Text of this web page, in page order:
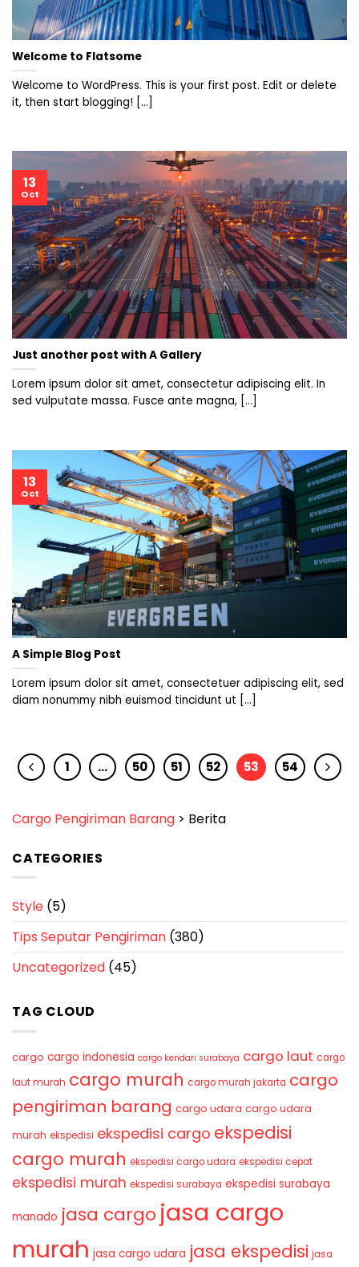
Welcome to Flatsome
Welcome to WordPress. This is your first post. Edit or delete
it, then start blogging! [...]
Just another post with A Gallery
Lorem ipsum dolor sit amet, consectetur adipiscing elit. In
sed vulputate massa. Fusce ante magna, [...]
13
Oct
A Simple Blog Post
Lorem ipsum dolor sit amet, consectetuer adipiscing elit, sed
diam nonummy nibh euismod tincidunt ut [...]
13
Oct
1 … 50 51 52 53 54
Cargo Pengiriman Barang > Berita
CATEGORIES
Style (5)
Tips Seputar Pengiriman (380)
Uncategorized (45)
TAG CLOUD
cargo cargo indonesia cargo kendari surabaya cargo laut cargo
laut murah cargo murah cargo murah jakarta cargo
pengiriman barang cargo udara cargo udara
murah ekspedisi ekspedisi cargo ekspedisi
cargo murah ekspedisi cargo udara ekspedisi cepat
ekspedisi murah ekspedisi surabaya ekspedisi surabaya
manado jasa cargo jasa cargo
murah jasa cargo udara jasa ekspedisi jasa